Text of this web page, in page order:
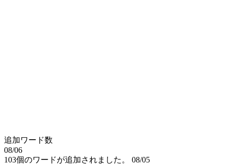
追加ワード数
08/06
103個のワードが追加されました。
08/05